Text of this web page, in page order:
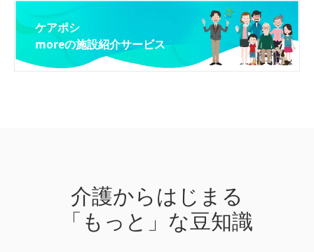
ケアポシ
moreの施設紹介サービス
介護からはじまる
「もっと」な豆知識